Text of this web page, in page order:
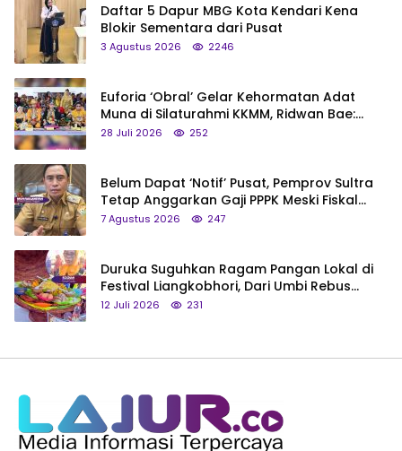
Daftar 5 Dapur MBG Kota Kendari Kena
Blokir Sementara dari Pusat
3 Agustus 2026 2246
Euforia ‘Obral’ Gelar Kehormatan Adat
Muna di Silaturahmi KKMM, Ridwan Bae:
Saya Bukan Tipe Begitu, Belum Pantas!
28 Juli 2026 252
Belum Dapat ‘Notif’ Pusat, Pemprov Sultra
Tetap Anggarkan Gaji PPPK Meski Fiskal
Megap-Megap
7 Agustus 2026 247
Duruka Suguhkan Ragam Pangan Lokal di
Festival Liangkobhori, Dari Umbi Rebus
hingga Tumpeng Beras Muna
12 Juli 2026 231